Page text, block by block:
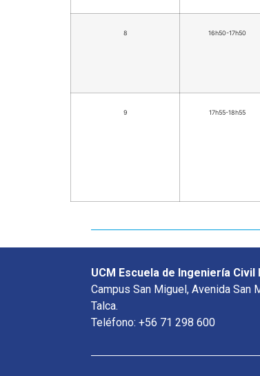
8 16h50-17h50
9 17h55-18h55
UCM Escuela de Ingeniería
Campus San Miguel, Avenida San
Talca.
Teléfono: +56 71 298 600